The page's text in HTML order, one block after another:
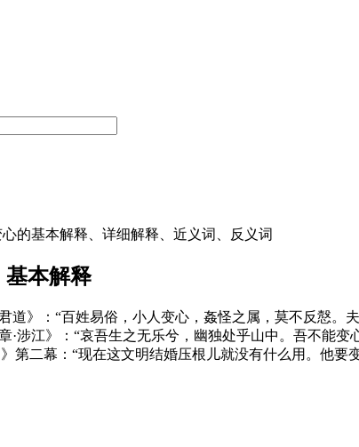
的基本解释、详细解释、近义词、反义词
基本解释
道》：“百姓易俗，小人变心，姦怪之属，莫不反慤。
·涉江》：“哀吾生之无乐兮，幽独处乎山中。吾不能变
第二幕：“现在这文明结婚压根儿就没有什么用。他要